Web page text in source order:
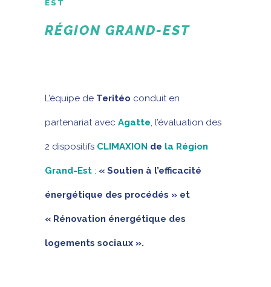
EST
RÉGION GRAND-EST
L’équipe de Teritéo conduit en
partenariat avec Agatte, l’évaluation des
2 dispositifs CLIMAXION de la Région
Grand-Est : « Soutien à l’efficacité
énergétique des procédés » et
« Rénovation énergétique des
logements sociaux ».